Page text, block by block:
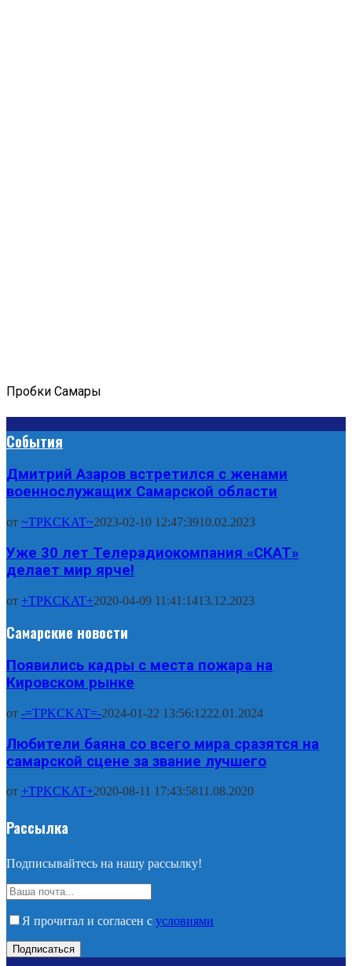
Пробки Самары
События
Дмитрий Азаров встретился с женами
военнослужащих Самарской области
от ~TPKCKAT~2023-02-10 12:47:3910.02.2023
Уже 30 лет Телерадиокомпания «СКАТ»
делает мир ярче!
от +TPKCKAT+2020-04-09 11:41:1413.12.2023
Самарские новости
Появились кадры с места пожара на
Кировском рынке
от -=TPKCKAT=-2024-01-22 13:56:1222.01.2024
Любители баяна со всего мира сразятся на
самарской сцене за звание лучшего
от +TPKCKAT+2020-08-11 17:43:5811.08.2020
Рассылка
Подписывайтесь на нашу рассылку!
Я прочитал и согласен с условиями